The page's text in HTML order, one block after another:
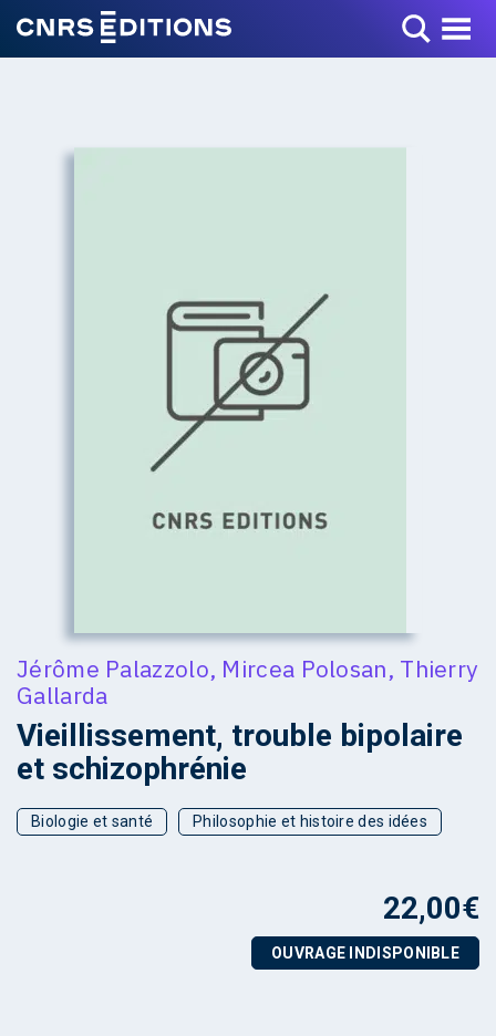
Toggle Menu
Jérôme Palazzolo, Mircea Polosan, Thierry
Gallarda
Vieillissement, trouble bipolaire
et schizophrénie
Biologie et santé Philosophie et histoire des idées
22,00€
OUVRAGE INDISPONIBLE